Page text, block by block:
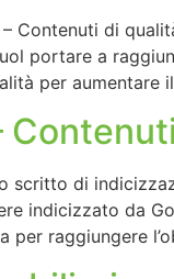
Contenuti di
portare a
per aumentare
scritto di
indicizzato da
per raggiungere